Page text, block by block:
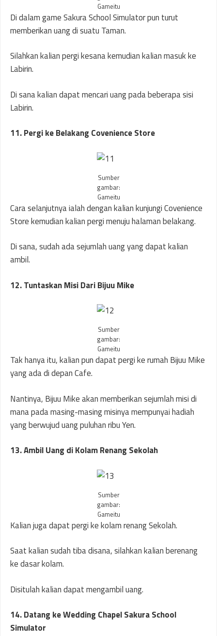
Gameitu
Di dalam game Sakura School Simulator pun turut
memberikan uang di suatu Taman.
Silahkan kalian pergi kesana kemudian kalian masuk ke
Labirin.
Di sana kalian dapat mencari uang pada beberapa sisi
Labirin.
11. Pergi ke Belakang Covenience Store
Sumber
gambar:
Gameitu
Cara selanjutnya ialah dengan kalian kunjungi Covenience
Store kemudian kalian pergi menuju halaman belakang.
Di sana, sudah ada sejumlah uang yang dapat kalian
ambil.
12. Tuntaskan Misi Dari Bijuu Mike
Sumber
gambar:
Gameitu
Tak hanya itu, kalian pun dapat pergi ke rumah Bijuu Mike
yang ada di depan Cafe.
Nantinya, Bijuu Mike akan memberikan sejumlah misi di
mana pada masing-masing misinya mempunyai hadiah
yang berwujud uang puluhan ribu Yen.
13. Ambil Uang di Kolam Renang Sekolah
Sumber
gambar:
Gameitu
Kalian juga dapat pergi ke kolam renang Sekolah.
Saat kalian sudah tiba disana, silahkan kalian berenang
ke dasar kolam.
Disitulah kalian dapat mengambil uang.
14. Datang ke Wedding Chapel Sakura School
Simulator